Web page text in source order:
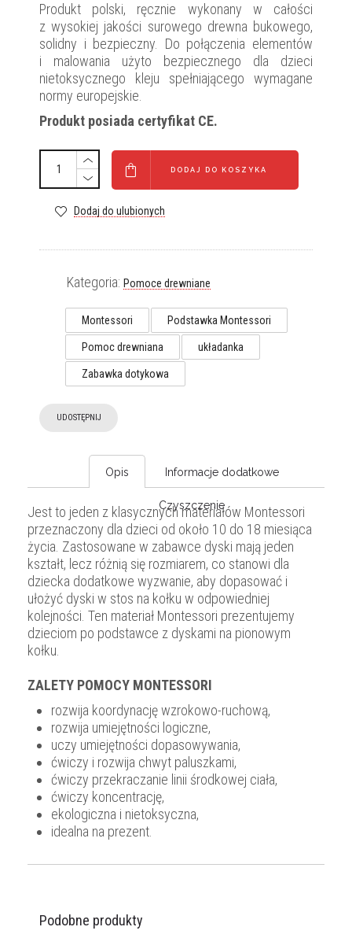
Produkt polski, ręcznie wykonany w całości
z wysokiej jakości surowego drewna bukowego,
solidny i bezpieczny. Do połączenia elementów
i malowania użyto bezpiecznego dla dzieci
nietoksycznego kleju spełniającego wymagane
normy europejskie.
Produkt posiada certyfikat CE.
DODAJ DO KOSZYKA
Dodaj do ulubionych
Kategoria: Pomoce drewniane
Montessori Podstawka Montessori
Pomoc drewniana układanka
Zabawka dotykowa
UDOSTĘPNIJ
Opis Informacje dodatkowe
Czyszczenie
Jest to jeden z klasycznych materiałów Montessori
przeznaczony dla dzieci od około 10 do 18 miesiąca
życia. Zastosowane w zabawce dyski mają jeden
kształt, lecz różnią się rozmiarem, co stanowi dla
dziecka dodatkowe wyzwanie, aby dopasować i
ułożyć dyski w stos na kołku w odpowiedniej
kolejności. Ten materiał Montessori prezentujemy
dzieciom po podstawce z dyskami na pionowym
kołku.
ZALETY POMOCY MONTESSORI
rozwija koordynację wzrokowo-ruchową,
rozwija umiejętności logiczne,
uczy umiejętności dopasowywania,
ćwiczy i rozwija chwyt paluszkami,
ćwiczy przekraczanie linii środkowej ciała,
ćwiczy koncentrację,
ekologiczna i nietoksyczna,
idealna na prezent.
Podobne produkty